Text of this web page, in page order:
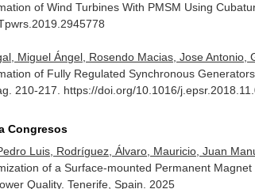
of Wind Turbines With PMSM Using
Miguel Ángel, Rosendo Macias, Jose Antonio,
of Fully Regulated Synchronous
210-217. https://doi.org/10.1016/
Congresos
Luis, Rodríguez, Álvaro, Mauricio, Juan
of a Surface-mounted Permanent
Quality. Tenerife, Spain. 2025